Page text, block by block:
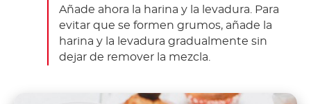
Añade ahora la harina y la levadura. Para
evitar que se formen grumos, añade la
harina y la levadura gradualmente sin
dejar de remover la mezcla.